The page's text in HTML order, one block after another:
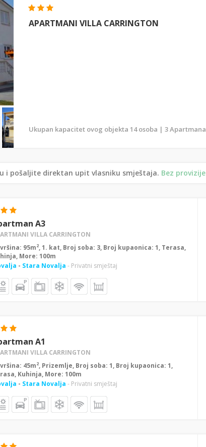
APARTMANI VILLA CARRINGTON
Ukupan kapacitet ovog objekta 14 osoba | 3 Apartmana
i pošaljite direktan upit vlasniku smještaja. Bez provizije
A3
VILLA CARRINGTON
95m2, 1. kat, Broj soba: 3, Broj kupaonica: 1, Terasa,
More: 100m
- Stara Novalja - Privatni smještaj
A1
VILLA CARRINGTON
45m2, Prizemlje, Broj soba: 1, Broj kupaonica: 1,
Kuhinja, More: 100m
- Stara Novalja - Privatni smještaj